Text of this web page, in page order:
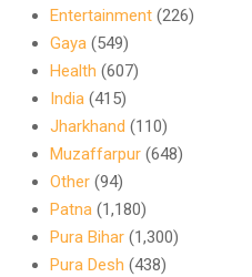
Entertainment (226)
Gaya (549)
Health (607)
India (415)
Jharkhand (110)
Muzaffarpur (648)
Other (94)
Patna (1,180)
Pura Bihar (1,300)
Pura Desh (438)